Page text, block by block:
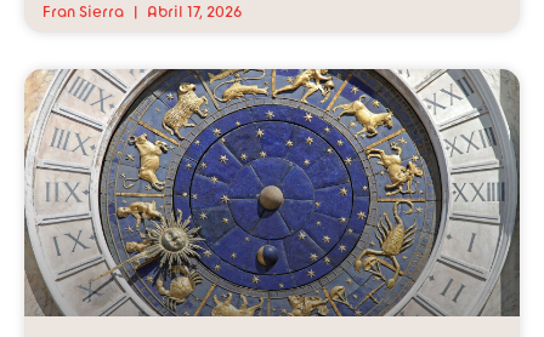
Fran Sierra Abril 17, 2026